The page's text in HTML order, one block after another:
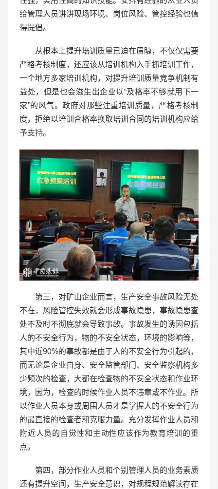
给管理人员讲讲现场环境、岗位风险、管控经验也值
得提倡。
从根本上提升培训质量已迫在眉睫，不仅仅需要
严格考核制度，还应该从培训机构入手抓培训工作，
一个地方多家培训机构，对提升培训质量竞争机制有
益处，但是也会滋生出企业以“及格率不够就用下一
家”的风气。政府对那些注重培训质量，严格考核制
度，拒绝以培训合格率换取培训合同的培训机构应给
予支持。
第三，对矿山企业而言，生产安全事故风险无处
不在，风险管控失效就会形成事故隐患，事故隐患查
处不及时不彻底就会导致事故。事故发生的诱因包括
人的不安全行为，物的不安全状态，环境的影响等，
其中近90%的事故都是由于人的不安全行为引起的，
而无论是企业自身、安全监管部门、安全监察机构多
少频次的检查，大都在检查物的不安全状态和作业环
境，因为，检查的时候作业人员不违章或不作业。所
以作业人员本身或周围人员才是掌握人的不安全行为
的最直接的检查者和克服力量。充分发挥作业人员和
附近人员的自觉性和主动性应该作为教育培训的重
点。
第四，部分作业人员和个别管理人员的业务素质
还有提升空间，生产安全意识，对规程规范解读存在